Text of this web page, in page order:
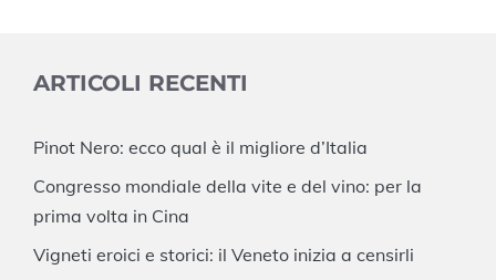
ARTICOLI RECENTI
Pinot Nero: ecco qual è il migliore d’Italia
Congresso mondiale della vite e del vino: per la
prima volta in Cina
Vigneti eroici e storici: il Veneto inizia a censirli